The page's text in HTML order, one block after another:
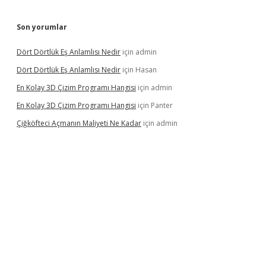
Son yorumlar
Dört Dörtlük Eş Anlamlısı Nedir için admin
Dört Dörtlük Eş Anlamlısı Nedir için Hasan
En Kolay 3D Çizim Programı Hangisi için admin
En Kolay 3D Çizim Programı Hangisi için Panter
Çiğköfteci Açmanın Maliyeti Ne Kadar için admin